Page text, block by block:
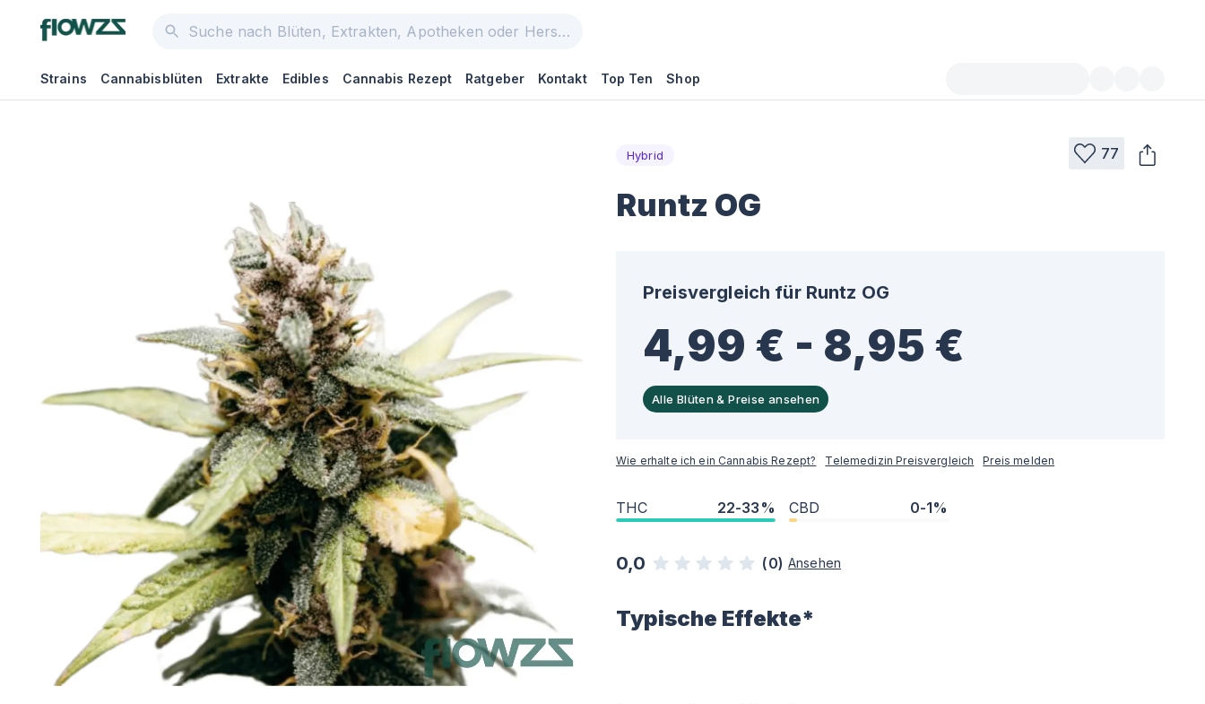
Strains Cannabisblüten Extrakte Edibles Cannabis Rezept Ratgeber Kontakt Top Ten Shop
Hybrid 77
Runtz OG
Preisvergleich für Runtz OG
4,99 € - 8,95 €
Alle Blüten & Preise ansehen
Wie erhalte ich ein Cannabis Rezept? Telemedizin Preisvergleich Preis melden
THC 22-33% CBD 0-1%
0,0 (0) Ansehen
Typische Effekte*